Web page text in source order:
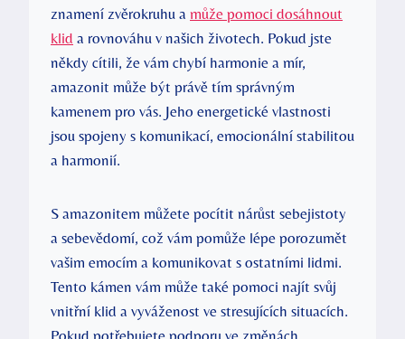
znamení zvěrokruhu a může pomoci dosáhnout
klid a rovnováhu v našich životech. Pokud jste
někdy cítili, že vám chybí harmonie a mír,
amazonit může být právě tím správným
kamenem pro vás. Jeho energetické vlastnosti
jsou spojeny s komunikací, emocionální stabilitou
a harmonií.
S amazonitem můžete pocítit nárůst sebejistoty
a sebevědomí, což vám pomůže lépe porozumět
vašim emocím a komunikovat s ostatními lidmi.
Tento kámen vám může také pomoci najít svůj
vnitřní klid a vyváženost ve stresujících situacích.